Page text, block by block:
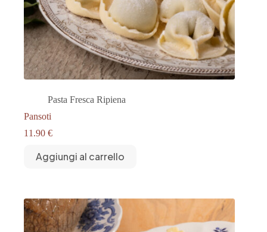
Pasta Fresca Ripiena
Pansoti
11.90 €
Aggiungi al carrello